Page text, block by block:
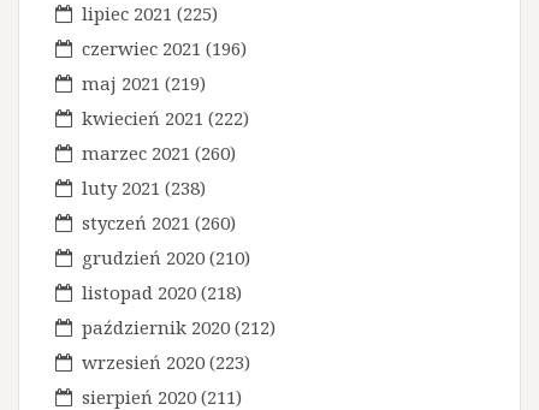
lipiec 2021 (225)
czerwiec 2021 (196)
maj 2021 (219)
kwiecień 2021 (222)
marzec 2021 (260)
luty 2021 (238)
styczeń 2021 (260)
grudzień 2020 (210)
listopad 2020 (218)
październik 2020 (212)
wrzesień 2020 (223)
sierpień 2020 (211)